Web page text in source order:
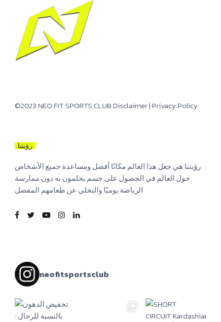
©2023 NEO FIT SPORTS CLUBDisclaimer|Privacy Policy
رؤيتنا
رؤيتنا هي جعل هذا العالم مكانًا أفضل ومساعدة جميع الأشخاص
حول العالم في الحصول على جسم يحلمون به دون ممارسة
الرياضة يوميًا والتخلي عن طعامهم المفضل
neofitsportsclub